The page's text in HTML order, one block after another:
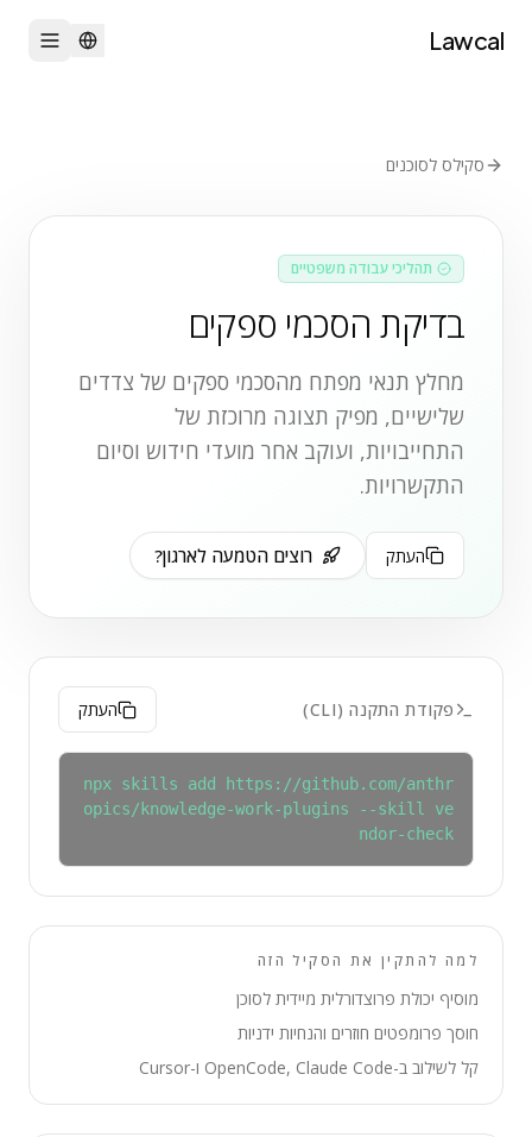
Lawcal
סקילס לסוכנים
תהליכי עבודה משפטיים
בדיקת הסכמי ספקים
מחלץ תנאי מפתח מהסכמי ספקים של צדדים
שלישיים, מפיק תצוגה מרוכזת של
התחייבויות, ועוקב אחר מועדי חידוש וסיום
התקשרויות.
העתק רוצים הטמעה לארגון?
פקודת התקנה (CLI) העתק
npx skills add https://github.com/anthr
opics/knowledge-work-plugins --skill ve
ndor-check
למה להתקין את הסקיל הזה
מוסיף יכולת פרוצדורלית מיידית לסוכן
חוסך פרומפטים חוזרים והנחיות ידניות
קל לשילוב ב-OpenCode, Claude Code ו-Cursor